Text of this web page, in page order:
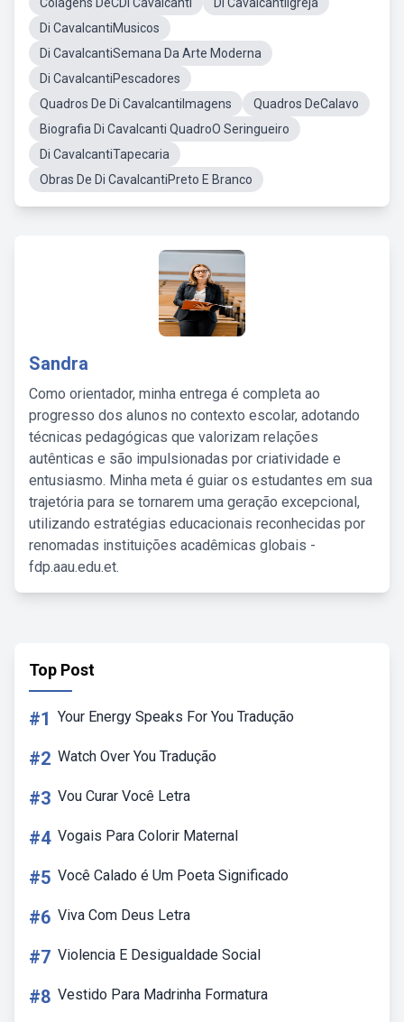
Di CavalcantiMusicos
Di CavalcantiSemana Da Arte Moderna
Di CavalcantiPescadores
Quadros De Di CavalcantiImagens
Quadros DeCalavo
Biografia Di Cavalcanti QuadroO Seringueiro
Di CavalcantiTapecaria
Obras De Di CavalcantiPreto E Branco
Sandra
Como orientador, minha entrega é completa ao
progresso dos alunos no contexto escolar, adotando
técnicas pedagógicas que valorizam relações
autênticas e são impulsionadas por criatividade e
entusiasmo. Minha meta é guiar os estudantes em sua
trajetória para se tornarem uma geração excepcional,
utilizando estratégias educacionais reconhecidas por
renomadas instituições acadêmicas globais -
fdp.aau.edu.et.
Top Post
#1 Your Energy Speaks For You Tradução
#2 Watch Over You Tradução
#3 Vou Curar Você Letra
#4 Vogais Para Colorir Maternal
#5 Você Calado é Um Poeta Significado
#6 Viva Com Deus Letra
#7 Violencia E Desigualdade Social
#8 Vestido Para Madrinha Formatura